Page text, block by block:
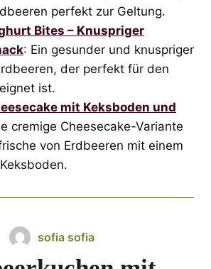
perfekt zur Geltung.
Bites – Knuspriger
: Ein gesunder und knuspriger
der perfekt für den
ist.
mit Keksboden und
cremige Cheesecake-Variante
von Erdbeeren mit einem
sofia sofia